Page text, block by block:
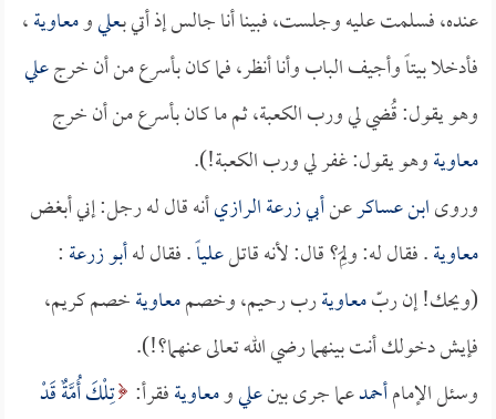
عنده، فسلمت عليه وجلست، فبينا أنا جالس إذ أتي بـعليومعاوية،
فأدخلا بيتاً وأجيف الباب وأنا أنظر، فما كان بأسرع من أن خرجعلي
وهو يقول: قُضي لي ورب الكعبة، ثم ما كان بأسرع من أن خرج
معاويةوهو يقول: غفر لي ورب الكعبة!).
وروىابن عساكرعنأبي زرعة الرازيأنه قال له رجل: إني أبغض
معاوية. فقال له: ولِمَ؟ قال: لأنه قاتلعلياً. فقال لهأبو زرعة:
(ويحك! إن ربّمعاويةرب رحيم، وخصممعاويةخصم كريم،
فإيش دخولك أنت بينهما رضي الله تعالى عنهما؟!).
وسئل الإمامأحمدعما جرى بينعليومعاويةفقرأ: تِلْكَ أُمَّةٌ قَدْ